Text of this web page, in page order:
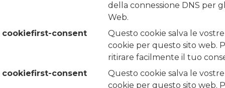
della connessione DNS per
Web.
cookiefirst-consent
Questo cookie salva le
cookie per questo sito web.
ritirare facilmente il tuo
cookiefirst-consent
Questo cookie salva le
cookie per questo sito web.